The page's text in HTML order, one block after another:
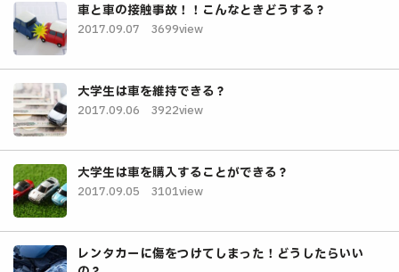
車と車の接触事故！！こんなときどうする？
2017.09.07 3699view
大学生は車を維持できる？
2017.09.06 3922view
大学生は車を購入することができる？
2017.09.05 3101view
レンタカーに傷をつけてしまった！どうしたらいい